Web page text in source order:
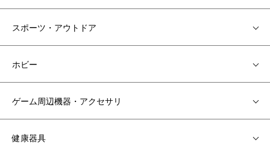
スポーツ・アウトドア
ホビー
ゲーム周辺機器・アクセサリ
健康器具